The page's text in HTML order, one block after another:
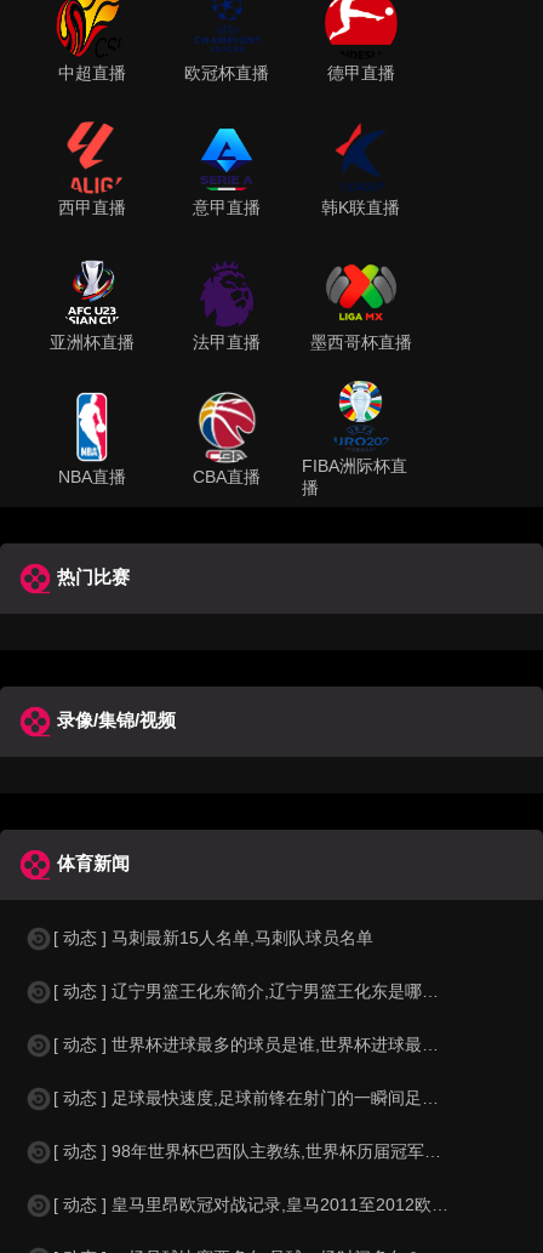
中超直播 欧冠杯直播 德甲直播
西甲直播 意甲直播 韩K联直播
亚洲杯直播 法甲直播 墨西哥杯直播
NBA直播 CBA直播
FIBA洲际杯直
播
热门比赛
录像/集锦/视频
体育新闻
[ 动态 ] 马刺最新15人名单,马刺队球员名单
[ 动态 ] 辽宁男篮王化东简介,辽宁男篮王化东是哪里人？
[ 动态 ] 世界杯进球最多的球员是谁,世界杯进球最多的球员是谁？
[ 动态 ] 足球最快速度,足球前锋在射门的一瞬间足球的速度有多快？？
[ 动态 ] 98年世界杯巴西队主教练,世界杯历届冠军球队教练
[ 动态 ] 皇马里昂欧冠对战记录,皇马2011至2012欧冠赛程&nbs